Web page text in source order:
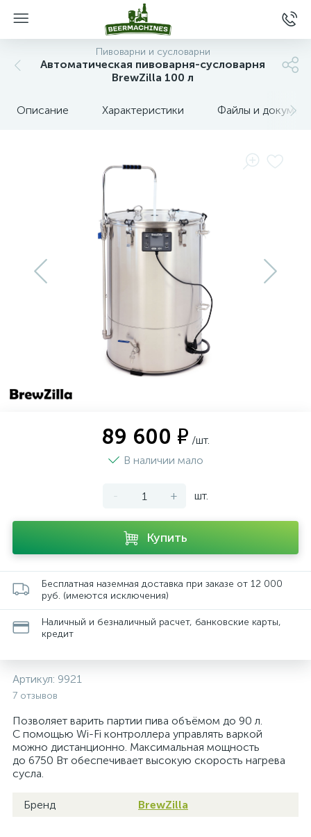
Пивоварни и сусловарни
Автоматическая пивоварня-сусловарня
BrewZilla 100 л
Описание Характеристики Файлы и
89 600 ₽ /шт.
В наличии мало
- + шт.
Купить
Бесплатная наземная доставка при заказе от 12 000
руб. (имеются исключения)
Наличный и безналичный расчет, банковские карты,
кредит
Артикул: 9921
7 отзывов
Позволяет варить партии пива объёмом до 90 л.
С помощью Wi-Fi контроллера управлять варкой
можно дистанционно. Максимальная мощность
до 6750 Вт обеспечивает высокую скорость нагрева
сусла.
Бренд BrewZilla